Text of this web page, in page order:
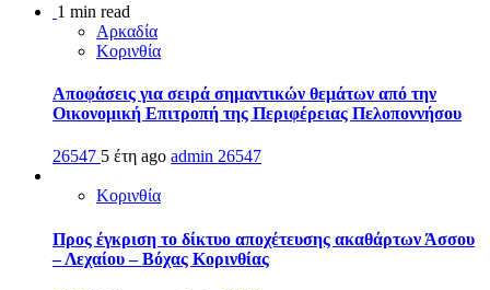
1 min read
Αρκαδία
Κορινθία
Αποφάσεις για σειρά σημαντικών θεμάτων από την
Οικονομική Επιτροπή της Περιφέρειας Πελοποννήσου
26547 5 έτη ago admin 26547
Κορινθία
Προς έγκριση το δίκτυο αποχέτευσης ακαθάρτων Άσσου
– Λεχαίου – Βόχας Κορινθίας